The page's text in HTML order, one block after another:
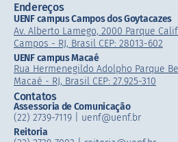
Endereços
UENF campus Campos dos Goytacazes
Av. Alberto Lamego, 2000 Parque
Campos - RJ, Brasil CEP: 28013-602
UENF campus Macaé
Rua Hermenegildo Adolpho Parque
Macaé - RJ, Brasil CEP: 27.925-310
Contatos
Assessoria de Comunicação
(22) 2739-7119 | uenf@uenf.br
Reitoria